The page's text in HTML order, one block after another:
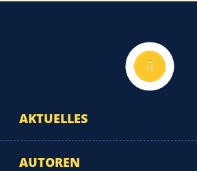
AKTUELLES
AUTOREN